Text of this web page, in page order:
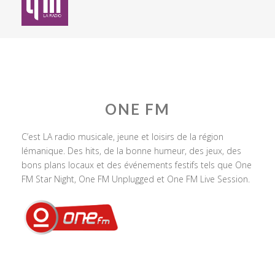
ONE FM
C’est LA radio musicale, jeune et loisirs de la région
lémanique. Des hits, de la bonne humeur, des jeux, des
bons plans locaux et des événements festifs tels que One
FM Star Night, One FM Unplugged et One FM Live Session.